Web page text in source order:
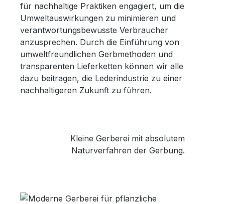
für nachhaltige Praktiken engagiert, um die
Umweltauswirkungen zu minimieren und
verantwortungsbewusste Verbraucher
anzusprechen. Durch die Einführung von
umweltfreundlichen Gerbmethoden und
transparenten Lieferketten können wir alle
dazu beitragen, die Lederindustrie zu einer
nachhaltigeren Zukunft zu führen.
Kleine Gerberei mit absolutem
Naturverfahren der Gerbung.